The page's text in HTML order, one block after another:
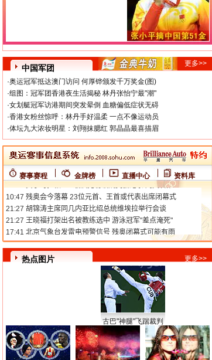
中国军团
更多>>
·奥运冠军抵达澳门访问 何厚铧颁发千万奖金(图)
·组图：冠军团香港夜生活揭秘 林丹张怡宁最"潮"
·女划艇冠军访港期间突发晕倒 血糖偏低症状无碍
·香港女粉丝惊呼：林丹手好温柔 一点不像运动员
·体坛九大浓妆明星：刘翔抹腮红 郭晶晶最喜描眉
赛事赛程 金牌榜 直播中心 资料库
热点图片 更多>>
古巴"神腿"飞踹裁判